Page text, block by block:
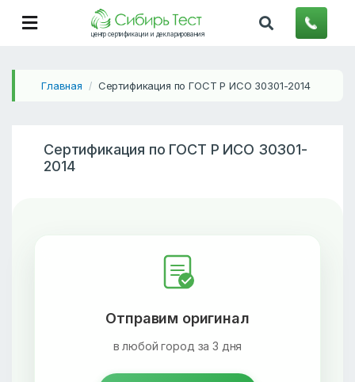
центр сертификации и декларирования
Главная / Сертификация по ГОСТ Р ИСО 30301-2014
Сертификация по ГОСТ Р ИСО 30301-
2014
Отправим оригинал
в любой город за 3 дня